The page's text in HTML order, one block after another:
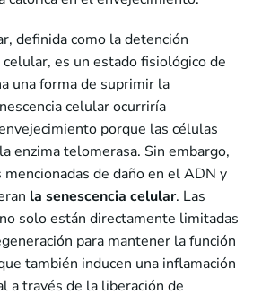
definida como la detención
es un estado fisiológico de
una forma de suprimir la
celular ocurriría
porque las células
enzima telomerasa. Sin embargo,
de daño en el ADN y
la senescencia celular. Las
solo están directamente limitadas
para mantener la función
también inducen una inflamación
a través de la liberación de